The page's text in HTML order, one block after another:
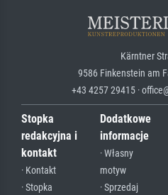
Kärntner
9586 Finkenstein am
+43 4257 29415 ·
Stopka
redakcyjna i
kontakt
· Kontakt
· Stopka
Dodatkowe
informacje
· Własny
motyw
· Sprzedaj